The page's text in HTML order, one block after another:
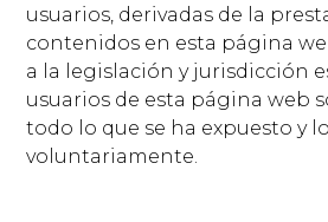
usuarios, derivadas de la
contenidos en esta página
a la legislación y jurisdicción
usuarios de esta página web
todo lo que se ha expuesto y
voluntariamente.